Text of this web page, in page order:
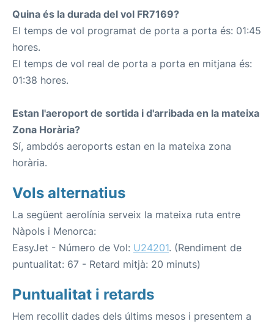
Quina és la durada del vol FR7169?
El temps de vol programat de porta a porta és: 01:45
hores.
El temps de vol real de porta a porta en mitjana és:
01:38 hores.
Estan l'aeroport de sortida i d'arribada en la mateixa
Zona Horària?
Sí, ambdós aeroports estan en la mateixa zona
horària.
Vols alternatius
La següent aerolínia serveix la mateixa ruta entre
Nàpols i Menorca:
EasyJet - Número de Vol: U24201. (Rendiment de
puntualitat: 67 - Retard mitjà: 20 minuts)
Puntualitat i retards
Hem recollit dades dels últims mesos i presentem a